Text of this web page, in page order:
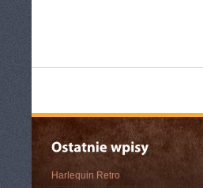
Harlequin Retro